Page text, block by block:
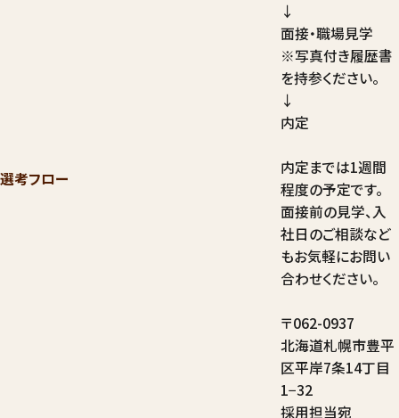
選考フロー
↓
面接・職場見学
※写真付き履歴書
を持参ください。
↓
内定
内定までは1週間
程度の予定です。
面接前の見学、入
社日のご相談など
もお気軽にお問い
合わせください。
〒062-0937
北海道札幌市豊平
区平岸7条14丁目
1−32
採用担当宛